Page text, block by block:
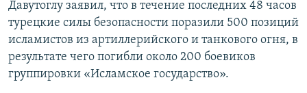
Давутоглу заявил, что в течение последних 48 часов
турецкие силы безопасности поразили 500 позиций
исламистов из артиллерийского и танкового огня, в
результате чего погибли около 200 боевиков
группировки «Исламское государство».